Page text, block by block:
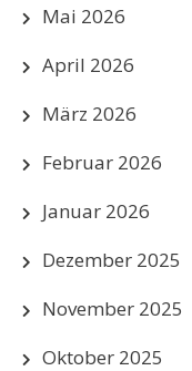
Mai 2026
April 2026
März 2026
Februar 2026
Januar 2026
Dezember 2025
November 2025
Oktober 2025